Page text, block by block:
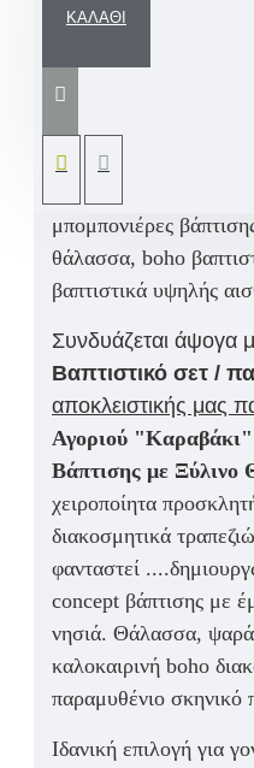
ΚΑΛΆΘΙ
Μια άκρως
μπομπονιέρα
αρωματικό κερί,
Blue Navy
μπομπονιέρες
θάλασσα, boho
βαπτιστικά υψηλής
Συνδυάζεται άψογα
Βαπτιστικό σετ /
αποκλειστικής μας
Αγοριού
Βάπτισης με
χειροποίητα
διακοσμητικά
φανταστεί
concept βάπτισης με
νησιά. Θάλασσα,
καλοκαιρινή boho
παραμυθένιο σκηνικό
Ιδανική επιλογή για